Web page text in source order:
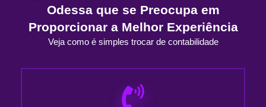
Odessa que se Preocupa em
Proporcionar a Melhor Experiência
Veja como é simples trocar de contabilidade